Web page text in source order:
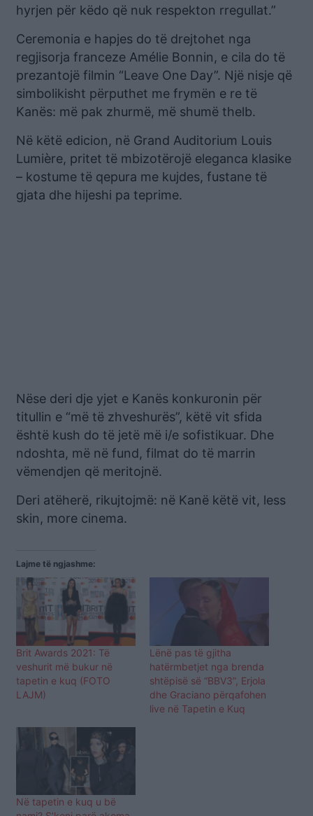
hyrjen për këdo që nuk respekton rregullat.”
Ceremonia e hapjes do të drejtohet nga
regjisorja franceze Amélie Bonnin, e cila do të
prezantojë filmin “Leave One Day”. Një nisje që
simbolikisht përputhet me frymën e re të
Kanës: më pak zhurmë, më shumë thelb.
Në këtë edicion, në Grand Auditorium Louis
Lumière, pritet të mbizotërojë eleganca klasike
– kostume të qepura me kujdes, fustane të
gjata dhe hijeshi pa teprime.
Nëse deri dje yjet e Kanës konkuronin për
titullin e “më të zhveshurës”, këtë vit sfida
është kush do të jetë më i/e sofistikuar. Dhe
ndoshta, më në fund, filmat do të marrin
vëmendjen që meritojnë.
Deri atëherë, rikujtojmë: në Kanë këtë vit, less
skin, more cinema.
Lajme të ngjashme:
Brit Awards 2021: Të
veshurit më bukur në
tapetin e kuq (FOTO
LAJM)
Lënë pas të gjitha
hatërmbetjet nga brenda
shtëpisë së “BBV3”, Erjola
dhe Graciano përqafohen
live në Tapetin e Kuq
Në tapetin e kuq u bë